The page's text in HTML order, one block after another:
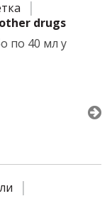
drugs
по 40 мл у